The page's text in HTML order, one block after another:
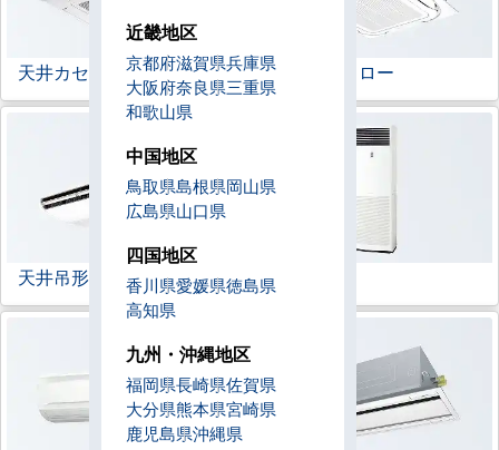
天井カセット形4方向 ラウンドフロー
天井吊形 床置形
近畿地区
京都府滋賀県兵庫県
大阪府奈良県三重県
和歌山県
中国地区
鳥取県島根県岡山県
広島県山口県
四国地区
香川県愛媛県徳島県
高知県
九州・沖縄地区
福岡県長崎県佐賀県
大分県熊本県宮崎県
鹿児島県沖縄県